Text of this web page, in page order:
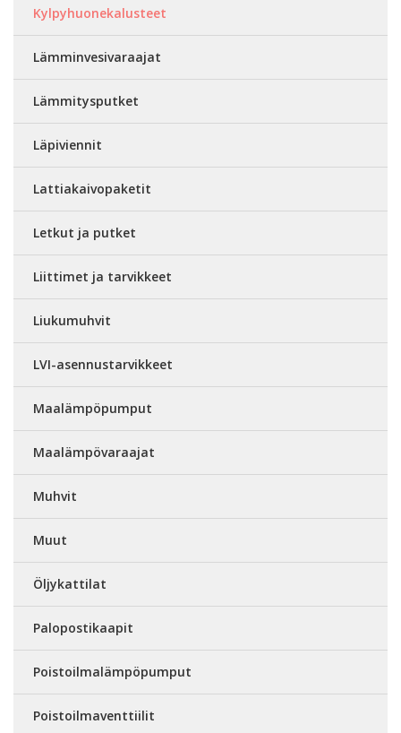
Kylpyhuonekalusteet
Lämminvesivaraajat
Lämmitysputket
Läpiviennit
Lattiakaivopaketit
Letkut ja putket
Liittimet ja tarvikkeet
Liukumuhvit
LVI-asennustarvikkeet
Maalämpöpumput
Maalämpövaraajat
Muhvit
Muut
Öljykattilat
Palopostikaapit
Poistoilmalämpöpumput
Poistoilmaventtiilit